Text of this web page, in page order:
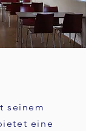
seinem
eine